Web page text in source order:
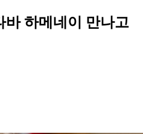
바 하메네이 만나고